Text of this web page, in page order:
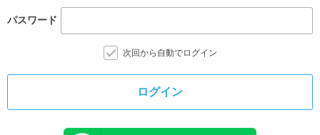
パスワード
次回から自動でログイン
ログイン